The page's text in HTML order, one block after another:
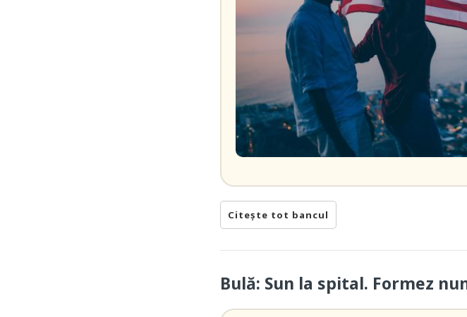
Citește tot bancul
Bulă: Sun la spital. Formez